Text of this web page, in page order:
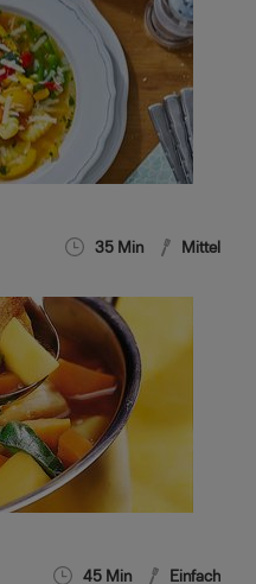
35 Min Mittel
45 Min Einfach